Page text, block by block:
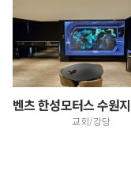
교회/강당